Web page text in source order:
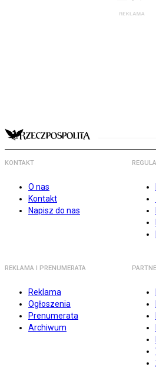
KONTAKT
O nas
Kontakt
Napisz do nas
REKLAMA I PRENUMERATA
Reklama
Ogłoszenia
Prenumerata
Archiwum